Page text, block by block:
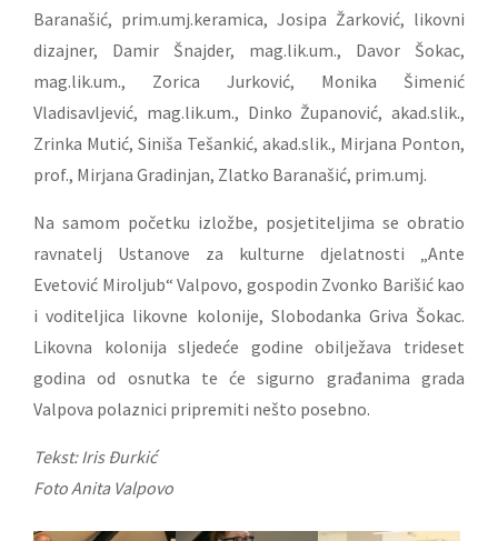
Baranašić, prim.umj.keramica, Josipa Žarković, likovni
dizajner, Damir Šnajder, mag.lik.um., Davor Šokac,
mag.lik.um., Zorica Jurković, Monika Šimenić
Vladisavljević, mag.lik.um., Dinko Županović, akad.slik.,
Zrinka Mutić, Siniša Tešankić, akad.slik., Mirjana Ponton,
prof., Mirjana Gradinjan, Zlatko Baranašić, prim.umj.
Na samom početku izložbe, posjetiteljima se obratio
ravnatelj Ustanove za kulturne djelatnosti „Ante
Evetović Miroljub“ Valpovo, gospodin Zvonko Barišić kao
i voditeljica likovne kolonije, Slobodanka Griva Šokac.
Likovna kolonija sljedeće godine obilježava trideset
godina od osnutka te će sigurno građanima grada
Valpova polaznici pripremiti nešto posebno.
Tekst: Iris Đurkić
Foto Anita Valpovo